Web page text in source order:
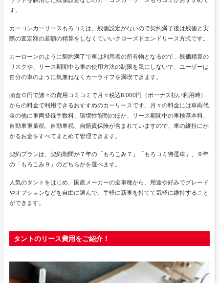
す。
カーコンカーリースもろコミは、残価設定がないので契約満了後は残価と実
際の査定額の差額の精算をしなくていいクローズドエンドリース方式です。
カーローンのように契約満了で車は利用者の所有物となるので、残価精算の
リスクや、リース期間中も車の使用方法の制限を気にしないで、ユーザーは
自分の車のように気兼ねなくカーライフを満喫できます。
頭金０円で諸々の費用コミコミで月々税込8,000円（ボーナス払い利用時）
からの料金で利用できるおすすめのカーリースです。月々の料金には車両代
金の他に車両登録手数料、環境性能割のほか、リース期間中の車検基本料、
自動車重量税、自動車税、自賠責保険が含まれていますので、車の維持にか
かるお金をすべてまとめて管理できます。
契約プランは、契約期間が７年の「もろこみ７」「もろコミ特選車」、９年
の「もろこみ９」のどちらかを選べます。
人気のタントをはじめ、国産メーカーの全車種から、用途や好みでグレード
やオプションなどを自由に選んで、手軽に新車を持てて気軽に維持すること
ができます。
タントのリース費用をご紹介！